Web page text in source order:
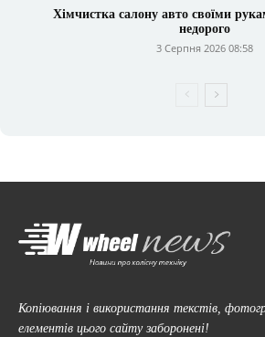
Хімчистка салону авто своїми
недорого
3 Серпня 2026 08:58
Копіювання і використання текстів,
елементів цього сайту заборонені!